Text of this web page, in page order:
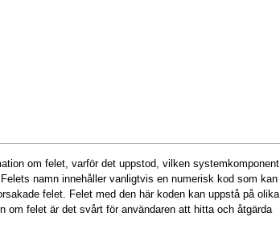
om felet, varför det uppstod, vilken systemkomponent
namn innehåller vanligtvis en numerisk kod som kan
felet. Felet med den här koden kan uppstå på olika
felet är det svårt för användaren att hitta och åtgärda